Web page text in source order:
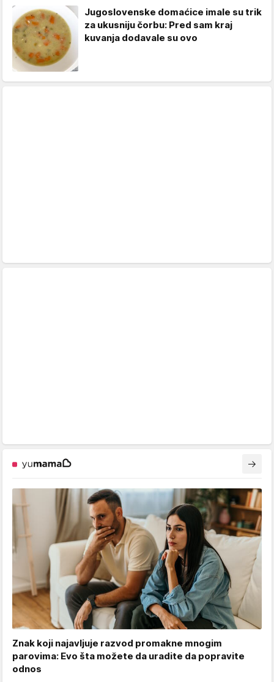
Jugoslovenske domaćice imale su trik
za ukusniju čorbu: Pred sam kraj
kuvanja dodavale su ovo
Znak koji najavljuje razvod promakne mnogim
parovima: Evo šta možete da uradite da popravite
odnos